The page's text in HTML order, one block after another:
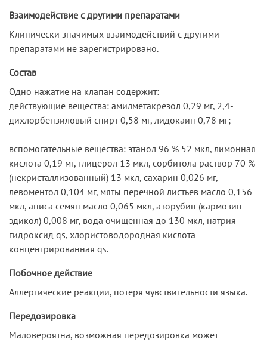
Взаимодействие с другими препаратами
Клинически значимых взаимодействий с другими
препаратами не зарегистрировано.
Состав
Одно нажатие на клапан содержит:
действующие вещества: амилметакрезол 0,29 мг, 2,4-
дихлорбензиловый спирт 0,58 мг, лидокаин 0,78 мг;
вспомогательные вещества: этанол 96 % 52 мкл, лимонная
кислота 0,19 мг, глицерол 13 мкл, сорбитола раствор 70 %
(некристаллизованный) 13 мкл, сахарин 0,026 мг,
левоментол 0,104 мг, мяты перечной листьев масло 0,156
мкл, аниса семян масло 0,065 мкл, азорубин (кармозин
эдикол) 0,008 мг, вода очищенная до 130 мкл, натрия
гидроксид qs, хлористоводородная кислота
концентрированная qs.
Побочное действие
Аллергические реакции, потеря чувствительности языка.
Передозировка
Маловероятна, возможная передозировка может